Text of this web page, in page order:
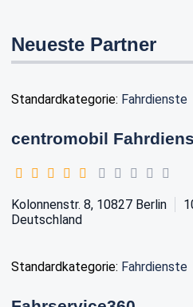
Neueste Partner
Standardkategorie: Fahrdienste
centromobil
Kolonnenstr. 8, 10827 Berlin
Deutschland
Standardkategorie: Fahrdienste